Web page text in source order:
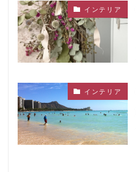
インテリア
インテリア